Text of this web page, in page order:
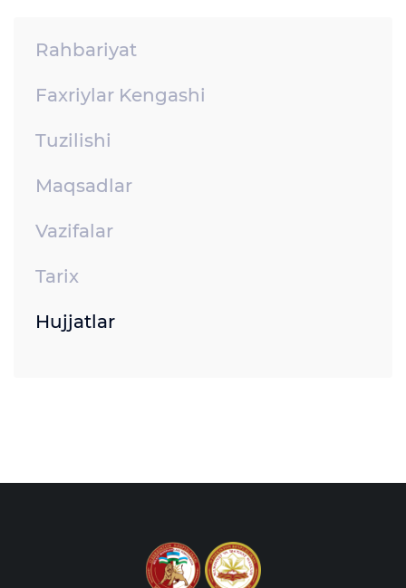
Rahbariyat
Faxriylar Kengashi
Tuzilishi
Maqsadlar
Vazifalar
Tarix
Hujjatlar